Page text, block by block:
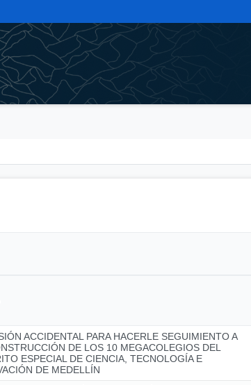
ACCIDENTAL PARA HACERLE SEGUIMIENTO A
DE LOS 10 MEGACOLEGIOS DEL
ESPECIAL DE CIENCIA, TECNOLOGÍA E
DE MEDELLÍN